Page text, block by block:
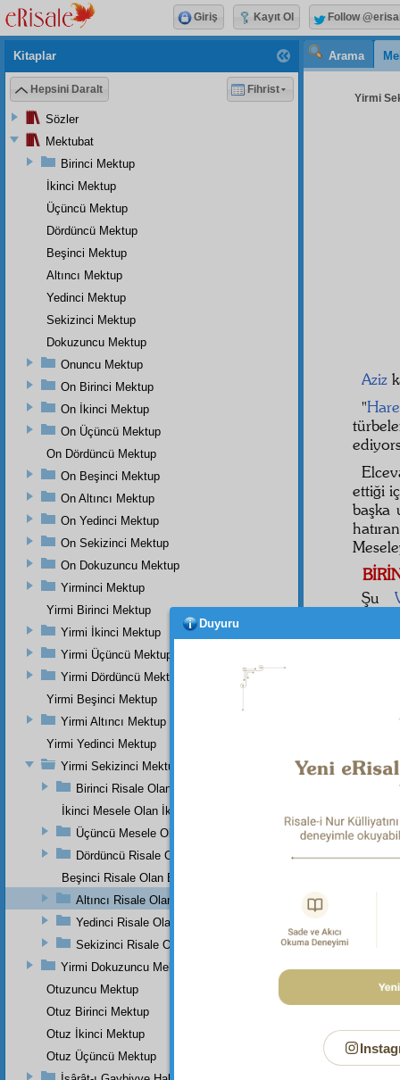
Arama
Yirmi
Aziz
"
ettiği
başka
Şu
Sûresi,
Kitaplar
Hepsini Daralt Fihrist
Sözler
Mektubat
Birinci Mektup
İkinci Mektup
Üçüncü Mektup
Dördüncü Mektup
Beşinci Mektup
Altıncı Mektup
Yedinci Mektup
Sekizinci Mektup
Dokuzuncu Mektup
Onuncu Mektup
On Birinci Mektup
On İkinci Mektup
On Üçüncü Mektup
On Dördüncü Mektup
On Beşinci Mektup
On Altıncı Mektup
On Yedinci Mektup
On Sekizinci Mektup
On Dokuzuncu Mektup
Yirminci Mektup
Yirmi Birinci Mektup
Yirmi İkinci Mektup
Yirmi Üçüncü Mektup
Yirmi Dördüncü Mektup
Yirmi Beşinci Mektup
Yirmi Altıncı Mektup
Yirmi Yedinci Mektup
Yirmi Sekizinci Mektup
Birinci Risale Olan Birinci Mesele
İkinci Mesele Olan İkinci Risale
Üçüncü Mesele Olan Üçüncü Risale
Dördüncü Risale Olan Dördüncü Mesele
Beşinci Risale Olan Beşinci Mesele
Altıncı Risale Olan Altıncı Mesele
Yedinci Risale Olan Yedinci Mesele
Sekizinci Risale Olan Sekizinci Mesele
Yirmi Dokuzuncu Mektup
Otuzuncu Mektup
Otuz Birinci Mektup
Otuz İkinci Mektup
Otuz Üçüncü Mektup
Giriş Kayıt Ol Follow
Duyuru